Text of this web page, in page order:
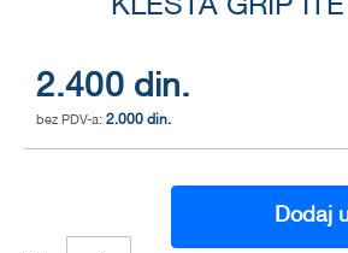
KLESTA GRIP
2.400 din.
2.000 din.
Dodaj
of
the
images
gallery